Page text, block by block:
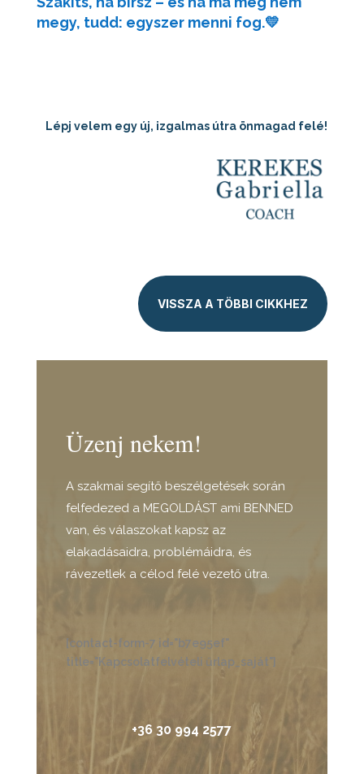
megy, tudd: egyszer menni fog.💛
Lépj velem egy új, izgalmas útra önmagad felé!
VISSZA A TÖBBI CIKKHEZ
Üzenj nekem!
A szakmai segítő beszélgetések során
felfedezed a MEGOLDÁST ami BENNED
van, és válaszokat kapsz az
elakadásaidra, problémáidra, és
rávezetlek a célod felé vezető útra.
[contact-form-7 id="b7e95ef"
title="Kapcsolatfelvételi űrlap_saját"]
+36 30 994 2577